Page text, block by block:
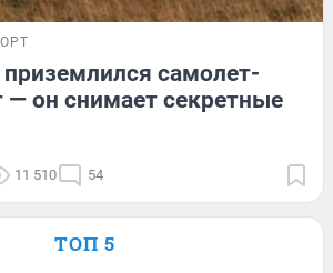
самолет-
— он снимает секретные
11 510 54
ТОП 5